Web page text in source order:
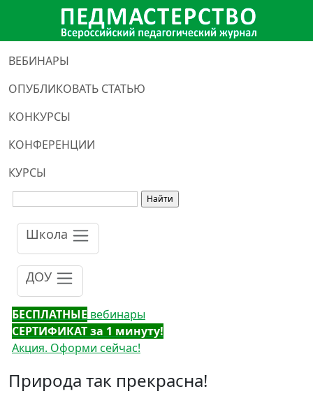
ВЕБИНАРЫ
ОПУБЛИКОВАТЬ СТАТЬЮ
КОНКУРСЫ
КОНФЕРЕНЦИИ
КУРСЫ
Школа
ДОУ
БЕСПЛАТНЫЕ вебинары
СЕРТИФИКАТ за 1 минуту!
Акция. Оформи сейчас!
Природа так прекрасна!